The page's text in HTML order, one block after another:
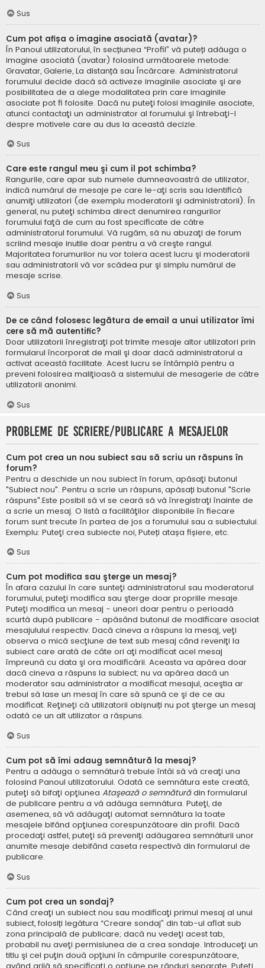
Sus
Cum pot afișa o imagine asociată (avatar)?
În Panoul utilizatorului, în secțiunea “Profil” vă puteți adăuga o
imagine asociată (avatar) folosind următoarele metode:
Gravatar, Galerie, La distanță sau Încărcare. Administratorul
forumului decide dacă să activeze imaginile asociate şi are
posibilitatea de a alege modalitatea prin care imaginile
asociate pot fi folosite. Dacă nu puteţi folosi imaginile asociate,
atunci contactaţi un administrator al forumului şi întrebaţi-l
despre motivele care au dus la această decizie.
Sus
Care este rangul meu şi cum il pot schimba?
Rangurile, care apar sub numele dumneavoastră de utilizator,
indică numărul de mesaje pe care le-aţi scris sau identifică
anumiţi utilizatori (de exemplu moderatorii şi administratorii). În
general, nu puteţi schimba direct denumirea rangurilor
forumului faţă de cum au fost specificate de către
administratorul forumului. Vă rugăm, să nu abuzaţi de forum
scriind mesaje inutile doar pentru a vă creşte rangul.
Majoritatea forumurilor nu vor tolera acest lucru şi moderatorii
sau administratorii vă vor scădea pur şi simplu numărul de
mesaje scrise.
Sus
De ce când folosesc legătura de email a unui utilizator îmi
cere să mă autentific?
Doar utilizatorii înregistraţi pot trimite mesaje altor utilizatori prin
formularul încorporat de mail şi doar dacă administratorul a
activat această facilitate. Acest lucru se întâmplă pentru a
preveni folosirea maliţioasă a sistemului de mesagerie de către
utilizatorii anonimi.
Sus
Probleme de scriere/publicare a mesajelor
Cum pot crea un nou subiect sau să scriu un răspuns în
forum?
Pentru a deschide un nou subiect în forum, apăsaţi butonul
"Subiect nou". Pentru a scrie un răspuns, apăsați butonul "Scrie
răspuns".Este posibil să vi se ceară să vă înregistraţi înainte de
a scrie un mesaj. O listă a facilităţilor disponibile în fiecare
forum sunt trecute în partea de jos a forumului sau a subiectului.
Exemplu: Puteţi crea subiecte noi, Puteți atașa fișiere, etc.
Sus
Cum pot modifica sau şterge un mesaj?
În afara cazului în care sunteţi administratorul sau moderatorul
forumului, puteţi modifica sau şterge doar propriile mesaje.
Puteţi modifica un mesaj - uneori doar pentru o perioadă
scurtă după publicare - apăsând butonul de modificare asociat
mesajulului respectiv. Dacă cineva a răspuns la mesaj, veţi
observa o mică secţiune de text sub mesaj când reveniţi la
subiect care arată de câte ori aţi modificat acel mesaj
împreună cu data şi ora modificării. Aceasta va apărea doar
dacă cineva a răspuns la subiect; nu va apărea dacă un
moderator sau administrator a modificat mesajul, aceştia ar
trebui să lase un mesaj în care să spună ce şi de ce au
modificat. Reţineţi că utilizatorii obișnuiți nu pot şterge un mesaj
odată ce un alt utilizator a răspuns.
Sus
Cum pot să îmi adaug semnătură la mesaj?
Pentru a adăuga o semnătură trebuie întâi să vă creaţi una
folosind Panoul utilizatorului. Odată ce semnătura este creată,
puteţi să bifaţi opţiunea Ataşează o semnăturădin formularul
de publicare pentru a vă adăuga semnătura. Puteţi, de
asemenea, să vă adăugaţi automat semnătura la toate
mesajele bifând opţiunea corespunzătoare din profil. Dacă
procedaţi astfel, puteţi să preveniţi adăugarea semnăturii unor
anumite mesaje debifând caseta respectivă din formularul de
publicare.
Sus
Cum pot crea un sondaj?
Când creaţi un subiect nou sau modificaţi primul mesaj al unui
subiect, folosiți legătura “Creare sondaj” din tab-ul aflat sub
zona principală de publicare; dacă nu vedeţi acest tab,
probabil nu aveţi permisiunea de a crea sondaje. Introduceţi un
titlu şi cel puţin două opţiuni în câmpurile corespunzătoare,